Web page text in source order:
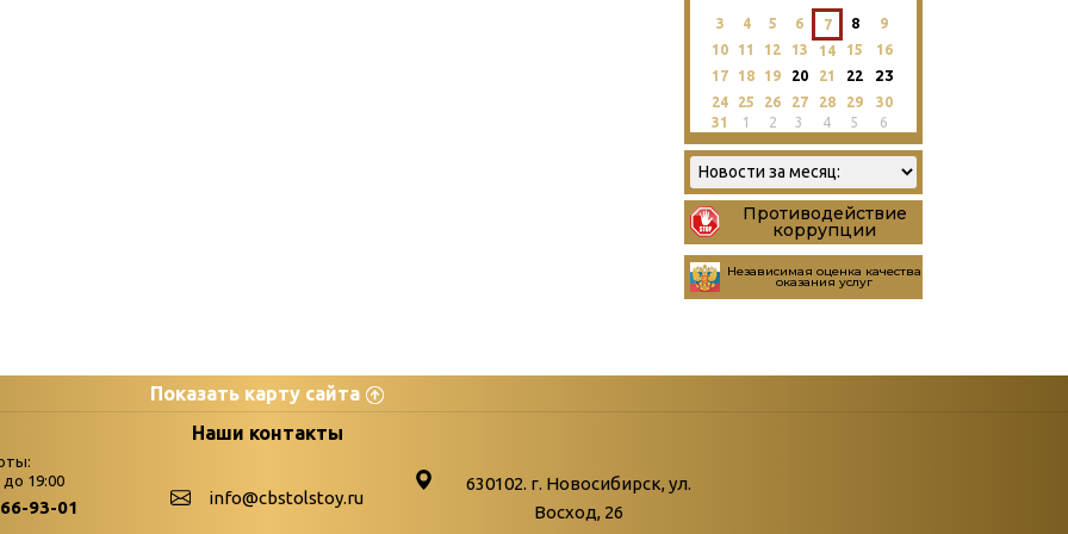
3 4 5 6 7 8
9
10
11 12 13 14 15
16
17
18 19 20 21 22 23
24 25 26 27 28 29
30
31
1 2 3 4 5 6
Противодействие
коррупции
Независимая оценка качества
оказания услуг
Показать карту сайта
palitra
Бюллетень новых поступлений
Война. Народ. Победа.
Наши контакты
до 19:00
93-01 info@cbstolstoy.ru
630102. г. Новосибирск, ул.
Восход, 26